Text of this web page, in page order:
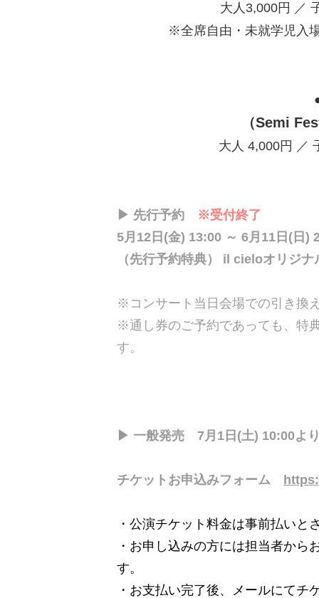
大人3,000円 ／
※全席自由・未就学児入
（Semi Fe
大人 4,000円 ／
▶ 先行予約 ※受付終了
5月12日(金) 13:00 ～ 6月11日(日)
（先行予約特典） il cieloオリジ
※コンサート当日会場での引き換
※通し券のご予約であっても、特
す。
▶ 一般発売 7月1日(土) 10:00
チケットお申込みフォーム
・公演チケット料金は事前払いと
・お申し込みの方には担当者から
す。
・お支払い完了後、メールにてチ